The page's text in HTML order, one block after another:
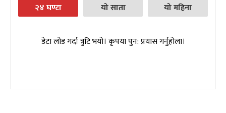
२४ घण्टा यो साता यो महिना
डेटा लोड गर्दा त्रुटि भयो। कृपया पुन: प्रयास गर्नुहोला।